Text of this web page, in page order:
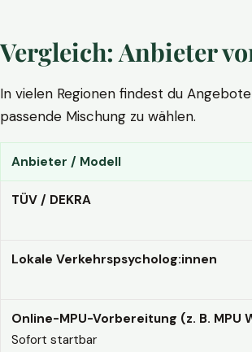
Vergleich: Anbieter
In vielen Regionen findest du
passende Mischung zu wählen.
Anbieter / Modell
TÜV / DEKRA
Lokale Verkehrspsycholog:innen
Online-MPU-Vorbereitung (z. B. MPU
Sofort startbar